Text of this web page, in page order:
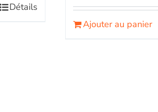
Détails
Ajouter au panier